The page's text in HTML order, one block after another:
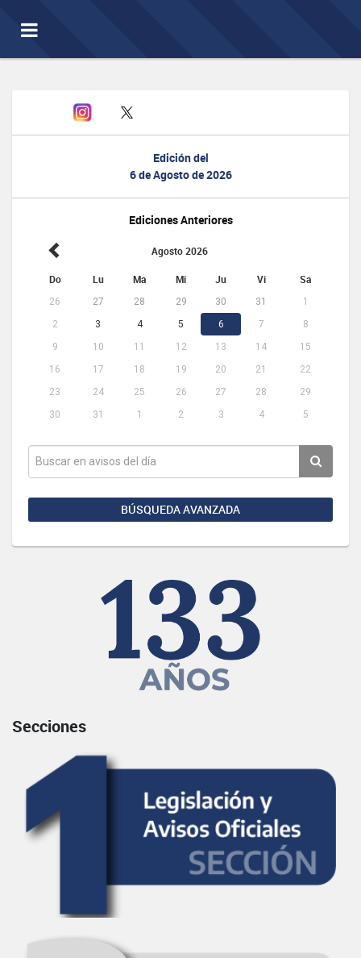
Toggle
navigation
Edición del
6 de Agosto de 2026
Ediciones Anteriores
Agosto 2026
Do Lu Ma Mi Ju Vi Sa
26 27 28 29 30 31
1
2
3 4 5 6 7
8
9
10 11 12 13 14
15
16
17 18 19 20 21
22
23
24 25 26 27 28
29
30
31 1 2 3 4 5
BÚSQUEDA AVANZADA
Secciones